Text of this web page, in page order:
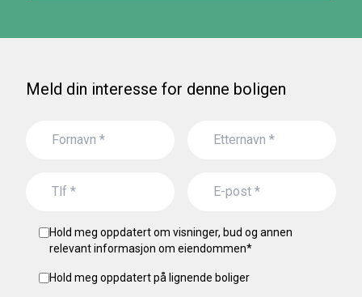
Meld din interesse for denne boligen
Hold meg oppdatert om visninger, bud og annen
relevant informasjon om eiendommen*
Hold meg oppdatert på lignende boliger